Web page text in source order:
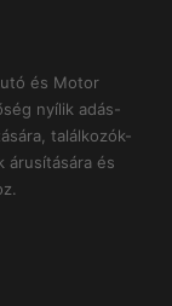
és Motor
nyílik adás-
találkozók-
árusítására és